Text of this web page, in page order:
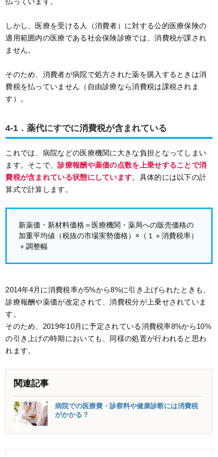
しかし、医療を受ける人（消費者）に対する公的医療保険の
適用範囲内の医療である社会保険診療では、消費税が課され
ません。
そのため、消費者が病院で処方された薬を購入するときは消
費税を払っていません（自由診療なら消費税は課税されま
す）。
4-1．薬代にすでに消費税が含まれている
これでは、病院などの医療機関に大きな負担となってしまい
ます。そこで、診療報酬や薬価の点数を上乗せすることで消
費税が含まれている状態にしています。具体的には以下の計
算式で計算します。
新薬価・新材料価格＝医療機関・薬局への販売価格の
加重平均値（税抜の市場実勢価格）×（１＋消費税率）
＋調整幅
2014年4月に消費税率が5%から8%に引き上げられたときも、
診療報酬や薬価が改定されて、消費税分が上乗せされていま
す。
そのため、2019年10月に予定されている消費税率8%から10%
の引き上げの時期においても、同様の処置が行われると思わ
れます。
関連記事
病院での医療費・診察料や健康診断には消費税
がかかる？